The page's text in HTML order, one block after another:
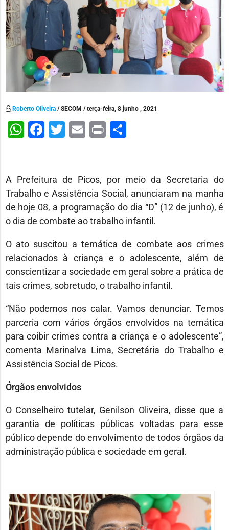
Roberto Oliveira/ SECOM / terça-feira, 8 junho , 2021
WhatsApp
Facebook
Twitter
Email
PrintShare
A Prefeitura de Picos, por meio da Secretaria do
Trabalho e Assistência Social, anunciaram na manha
de hoje 08, a programação do dia “D” (12 de junho), é
o dia de combate ao trabalho infantil.
O ato suscitou a temática de combate aos crimes
relacionados à criança e o adolescente, além de
conscientizar a sociedade em geral sobre a prática de
tais crimes, sobretudo, o trabalho infantil.
“Não podemos nos calar. Vamos denunciar. Temos
parceria com vários órgãos envolvidos na temática
para coibir crimes contra a criança e o adolescente”,
comenta Marinalva Lima, Secretária do Trabalho e
Assistência Social de Picos.
Órgãos envolvidos
O Conselheiro tutelar, Genilson Oliveira, disse que a
garantia de políticas públicas voltadas para esse
público depende do envolvimento de todos órgãos da
administração pública e sociedade em geral.